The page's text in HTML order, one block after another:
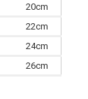
20cm
22cm
24cm
26cm